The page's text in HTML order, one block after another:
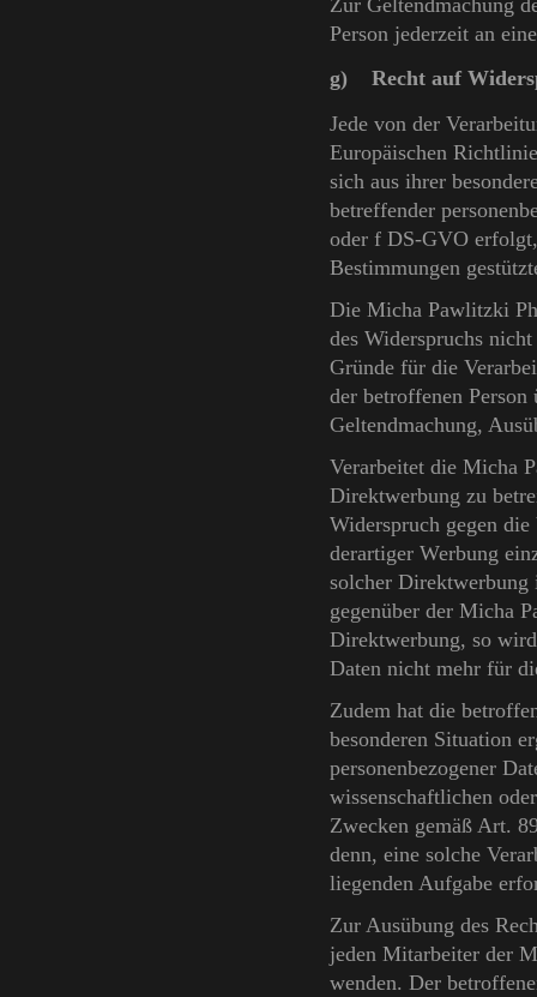
Zur Geltendmachung
Person jederzeit an
g) Recht auf
Jede von der
Europäischen
sich aus ihrer
betreffender
oder f DS-GVO
Bestimmungen
Die Micha Pawlitzki
des Widerspruchs
Gründe für die
der betroffenen
Geltendmachung,
Verarbeitet die Micha
Direktwerbung zu
Widerspruch gegen
derartiger Werbung
solcher Direktwerbung
gegenüber der Micha
Direktwerbung, so
Daten nicht mehr für
Zudem hat die
besonderen Situation
personenbezogener
wissenschaftlichen
Zwecken gemäß Art.
denn, eine solche
liegenden Aufgabe
Zur Ausübung des
jeden Mitarbeiter der
wenden. Der